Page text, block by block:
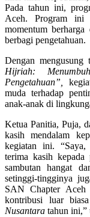
Pada tahun ini,
Aceh. Program ini
momentum berharga
berbagi pengetahuan.
Dengan mengusung
Hijriah:
Pengetahuan”,
muda terhadap
anak-anak di
Ketua Panitia, Puja,
kasih mendalam
kegiatan ini. “Saya,
terima kasih kepada
sambutan hangat
setinggi-tingginya
SAN Chapter Aceh
kontribusi luar
Nusantara tahun ini,”